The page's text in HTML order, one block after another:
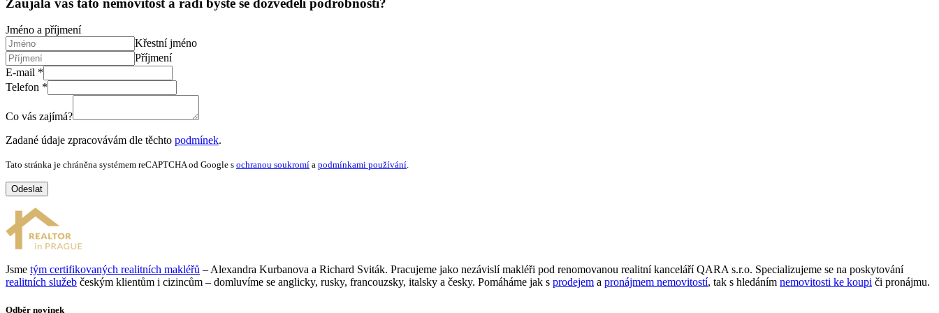
Jméno a příjmení
Křestní jméno
Příjmení
E-mail *
Telefon *
Co vás zajímá?
Zadané údaje zpracovávám dle těchto podmínek.
Tato stránka je chráněna systémem reCAPTCHA od Google s ochranou soukromí a podmínkami používání.
Odeslat
Jsme tým certifikovaných realitních makléřů – Alexandra Kurbanova a Richard Sviták. Pracujeme jako nezávislí makléři pod renomovanou realitní kanceláří QARA s.r.o. Specializujeme se na poskytování
realitních služeb českým klientům i cizincům – domluvíme se anglicky, rusky, francouzsky, italsky a česky. Pomáháme jak s prodejem a pronájmem nemovitostí, tak s hledáním nemovitosti ke koupi či pronájmu.
Odběr novinek